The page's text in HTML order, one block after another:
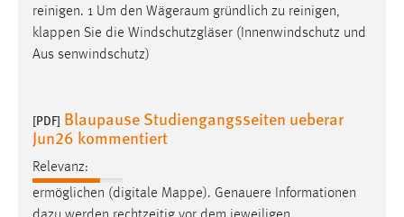
reinigen. 1 Um den Wägeraum gründlich zu reinigen,
klappen Sie die Windschutzgläser (Innenwindschutz und
Aus­ senwindschutz)
[PDF] Blaupause Studiengangsseiten ueberar
Jun26 kommentiert
Relevanz:
ermöglichen (digitale Mappe). Genauere Informationen
Anbieter:
Facebook
Cookie Laufzeit: